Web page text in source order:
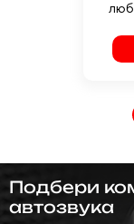
Подбери
автозвука